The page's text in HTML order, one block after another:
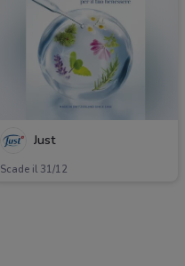
Just
Scade il 31/12